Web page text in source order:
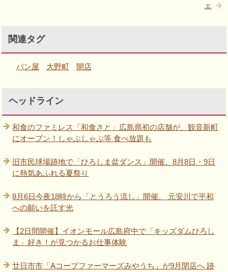
ェ
関連タグ
パン屋 大野町 開店
ヘッドライン
和食のファミレス「和食さと」広島県初の店舗が、観音新町
にオープン！しゃぶしゃぶ等 食べ放題も
旧市民球場跡地で「ひろしま盆ダンス」開催、8月8日・9日
に熱気あふれる夏祭り
8月6日今夜18時から「とうろう流し」開催、 元安川で平和
への願いを託す光
【2日間開催】イオンモール広島府中で「キッズダムひろし
ま」好き！が見つかるお仕事体験
廿日市市「Aコープファーマーズみやうち」が9月閉店へ 跡